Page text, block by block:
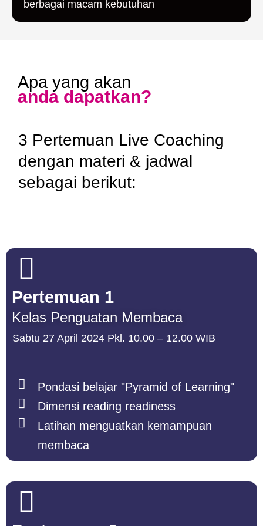
berbagai macam kebutuhan
Apa yang akan
anda dapatkan?
3 Pertemuan Live Coaching
dengan materi & jadwal
sebagai berikut:
Pertemuan 1
Kelas Penguatan Membaca
Sabtu 27 April 2024 Pkl. 10.00 – 12.00 WIB
Pondasi belajar "Pyramid of Learning"
Dimensi reading readiness
Latihan menguatkan kemampuan
membaca